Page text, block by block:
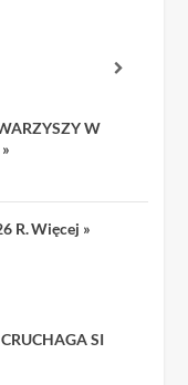
W
R.Więcej »
SI